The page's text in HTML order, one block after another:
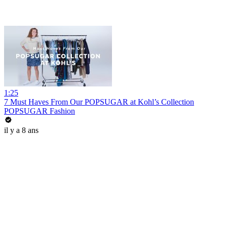
1:25
7 Must Haves From Our POPSUGAR at Kohl’s Collection
POPSUGAR Fashion
il y a 8 ans